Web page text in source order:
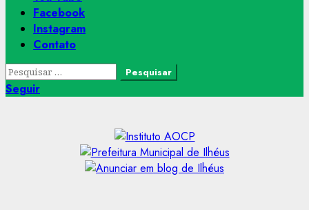
Facebook
Instagram
Contato
Pesquisar
por:
Seguir